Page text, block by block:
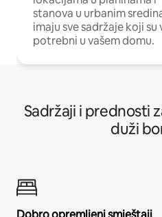
stanova u urbanim
imaju sve sadržaje koji su
potrebni u vašem domu.
Sadržaji i prednosti
duži